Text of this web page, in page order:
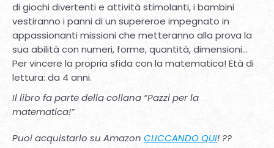
di giochi divertenti e attività stimolanti, i bambini
vestiranno i panni di un supereroe impegnato in
appassionanti missioni che metteranno alla prova la
sua abilità con numeri, forme, quantità, dimensioni…
Per vincere la propria sfida con la matematica! Età di
lettura: da 4 anni.
Il libro fa parte della collana “Pazzi per la
matematica!”
Puoi acquistarlo su Amazon CLICCANDO QUI! ??